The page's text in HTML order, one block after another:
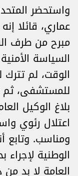
واستحضر
مبرح من طرف
السياسة
الوقت، لم
بلاغ الوكيل
اعتلال رئوي
ومناسب. وتابع
الوطنية لإجراء
العامة لا بد